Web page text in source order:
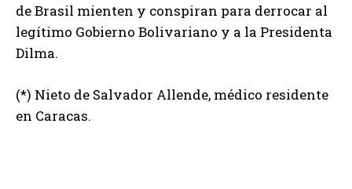
de Brasil mienten y conspiran para derrocar al
legítimo Gobierno Bolivariano y a la Presidenta
Dilma.
(*) Nieto de Salvador Allende, médico residente
en Caracas.